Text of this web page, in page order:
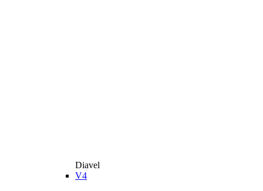
Diavel
V4